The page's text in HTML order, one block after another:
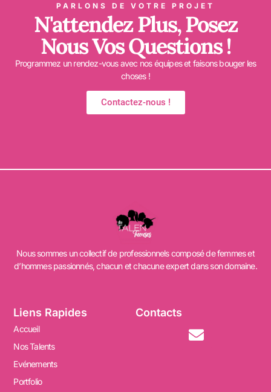
PARLONS DE VOTRE PROJET
N'attendez Plus, Posez
Nous Vos Questions !
Programmez un rendez-vous avec nos équipes et faisons bouger les
choses !
Contactez-nous !
Nous sommes un collectif de professionnels composé de femmes et
d’hommes passionnés, chacun et chacune expert dans son domaine.
Liens Rapides
Accueil
Nos Talents
Evénements
Portfolio
Contacts